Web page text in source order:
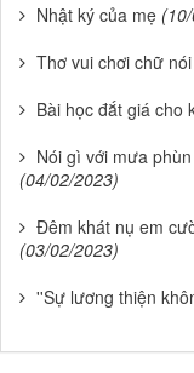
Nhật ký của mẹ
Thơ vui chơi chữ
Bài học đắt giá cho
Nói gì với mưa
(04/02/2023)
Đêm khát nụ em
(03/02/2023)
''Sự lương thiện